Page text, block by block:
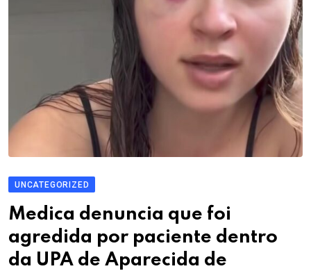
UNCATEGORIZED
Medica denuncia que foi
agredida por paciente dentro
da UPA de Aparecida de